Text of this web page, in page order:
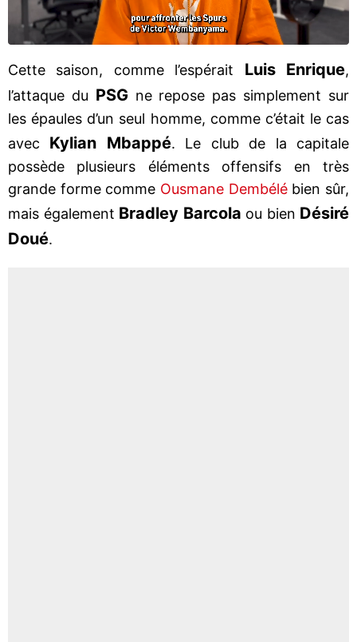
Cette saison, comme l’espérait Luis Enrique,
l’attaque du PSGne repose pas simplement sur
les épaules d’un seul homme, comme c’était le cas
avec Kylian Mbappé. Le club de la capitale
possède plusieurs éléments offensifs en très
grande forme comme Ousmane Dembélébien sûr,
mais également Bradley Barcola ou bien Désiré
Doué.